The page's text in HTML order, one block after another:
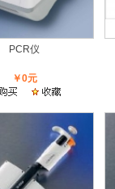
PCR仪
￥0元